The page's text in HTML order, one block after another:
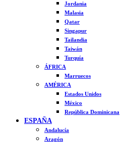
Jordania
Malasia
Qatar
Singapur
Tailandia
Taiwán
Turquía
ÁFRICA
Marruecos
AMÉRICA
Estados Unidos
México
República Dominicana
ESPAÑA
Andalucía
Aragón